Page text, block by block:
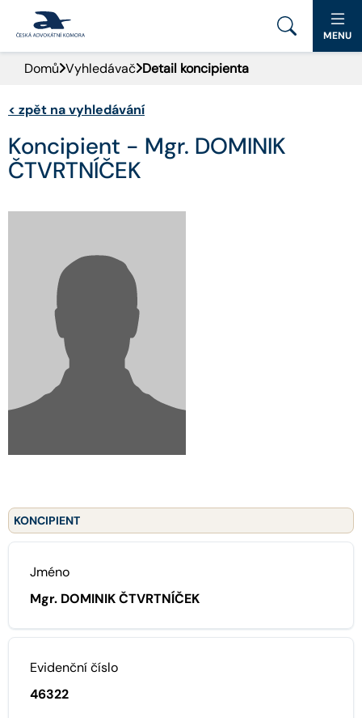
PORTÁL ČAK
DOMŮ
AKTUALITY
ADVOKÁTNÍ DENÍK
KONTAKT
MENU
Domů Vyhledávač Detail koncipienta
< zpět na vyhledávání
Koncipient - Mgr. DOMINIK
ČTVRTNÍČEK
KONCIPIENT
Jméno
Mgr. DOMINIK ČTVRTNÍČEK
Evidenční číslo
46322